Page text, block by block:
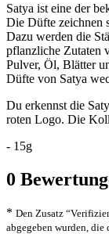
Satya ist eine der
Die Düfte zeichnen
Dazu werden die
pflanzliche Zutaten
Pulver, Öl, Blätter
Düfte von Satya
Du erkennst die
roten Logo. Die
- 15g
0
* Den Zusatz
abgegeben wurden, die